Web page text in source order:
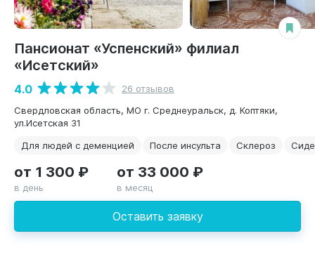
Пансионат «Успенский» филиал
«Исетский»
4.0
26 отзывов
Свердловская область, МО г. Среднеуральск, д. Коптяки,
ул.Исетская 31
Для людей с деменцией
После инсульта Склероз
Оставить заявку
от 1 300 ₽
в день
от 33 000 ₽
в месяц